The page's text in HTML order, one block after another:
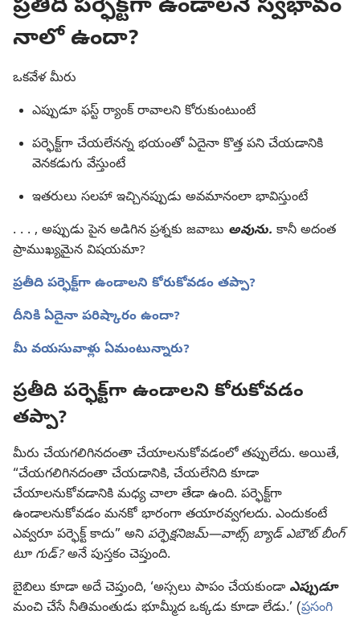
ప్రతీది పర్ఫెక్ట్‌గా ఉండాలనే స్వభావం
నాలో ఉందా?
ఒకవేళ మీరు
ఎప్పుడూ ఫస్ట్‌ ర్యాంక్‌ రావాలని కోరుకుంటుంటే
పర్ఫెక్ట్‌గా చేయలేనన్న భయంతో ఏదైనా కొత్త పని చేయడానికి
వెనకడుగు వేస్తుంటే
ఇతరులు సలహా ఇచ్చినప్పుడు అవమానంలా భావిస్తుంటే
. . . , అప్పుడు పైన అడిగిన ప్రశ్నకు జవాబు అవును. కానీ అదంత
ప్రాముఖ్యమైన విషయమా?
ప్రతీది పర్ఫెక్ట్‌గా ఉండాలని కోరుకోవడం తప్పా?
దీనికి ఏదైనా పరిష్కారం ఉందా?
మీ వయసువాళ్లు ఏమంటున్నారు?
ప్రతీది పర్ఫెక్ట్‌గా ఉండాలని కోరుకోవడం
తప్పా?
మీరు చేయగలిగినదంతా చేయాలనుకోవడంలో తప్పులేదు. అయితే,
“చేయగలిగినదంతా చేయడానికి, చేయలేనిది కూడా
చేయాలనుకోవడానికి మధ్య చాలా తేడా ఉంది. పర్ఫెక్ట్‌గా
ఉండాలనుకోవడం మనకో భారంగా తయారవ్వగలదు. ఎందుకంటే
ఎవ్వరూ పర్ఫెక్ట్‌ కాదు” అని పర్ఫెక్షనిజమ్‌​—వాట్స్‌ బ్యాడ్‌ ఎబౌట్‌ బీంగ్‌
టూ గుడ్‌?అనే పుస్తకం చెప్తుంది.
బైబిలు కూడా అదే చెప్తుంది, ‘అస్సలు పాపం చేయకుండా ఎప్పుడూ
మంచి చేసే నీతిమంతుడు భూమ్మీద ఒక్కడు కూడా లేడు.’ (ప్రసంగి